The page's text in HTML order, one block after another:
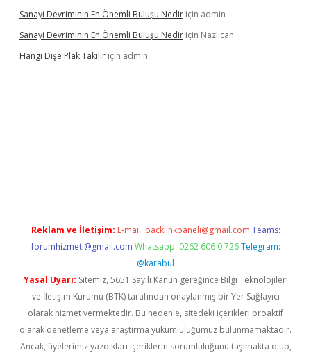
Sanayi Devriminin En Önemli Buluşu Nedir için admin
Sanayi Devriminin En Önemli Buluşu Nedir için Nazlıcan
Hangi Dişe Plak Takılır için admin
Reklam ve İletişim: E-mail: backlinkpaneli@gmail.com Teams:
forumhizmeti@gmail.com Whatsapp: 0262 606 0 726 Telegram:
@karabul
Yasal Uyarı: Sitemiz, 5651 Sayılı Kanun gereğince Bilgi Teknolojileri
ve İletişim Kurumu (BTK) tarafından onaylanmış bir Yer Sağlayıcı
olarak hizmet vermektedir. Bu nedenle, sitedeki içerikleri proaktif
olarak denetleme veya araştırma yükümlülüğümüz bulunmamaktadır.
Ancak, üyelerimiz yazdıkları içeriklerin sorumluluğunu taşımakta olup,